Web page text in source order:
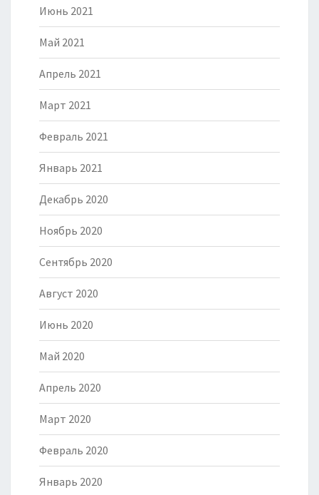
Июнь 2021
Май 2021
Апрель 2021
Март 2021
Февраль 2021
Январь 2021
Декабрь 2020
Ноябрь 2020
Сентябрь 2020
Август 2020
Июнь 2020
Май 2020
Апрель 2020
Март 2020
Февраль 2020
Январь 2020